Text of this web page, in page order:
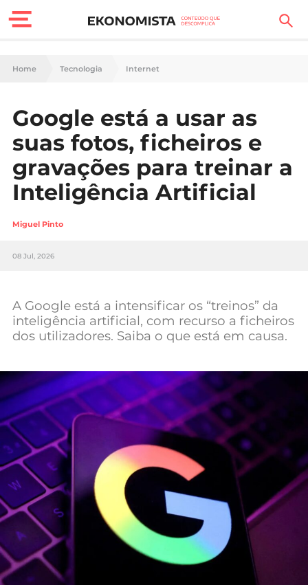
Finanças Pessoais
Carreira
Casa
Lifestyle
Sociedade
Tecnologia
Negócios
Mundial 2026
Home Tecnologia Internet
Google está a usar as
suas fotos, ficheiros e
gravações para treinar a
Inteligência Artificial
Miguel Pinto
08 Jul, 2026
A Google está a intensificar os “treinos” da
inteligência artificial, com recurso a ficheiros
dos utilizadores. Saiba o que está em causa.